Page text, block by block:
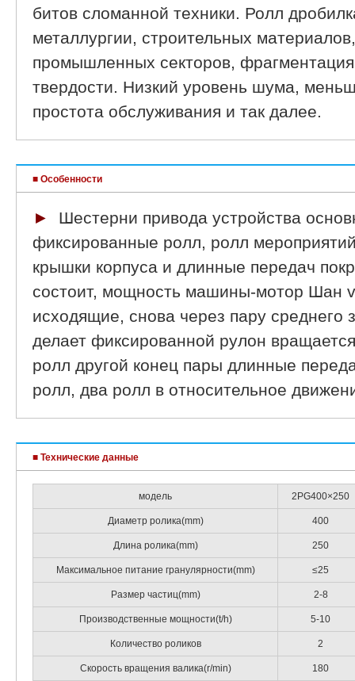
битов сломанной техники. Ролл
металлургии, строительных
промышленных секторов,
твердости. Низкий уровень шума,
простота обслуживания и так далее.
■ Особенности
►
Шестерни привода устройства
фиксированные ролл, ролл
крышки корпуса и длинные передач
состоит, мощность машины-мотор Шан
исходящие, снова через пару среднего
делает фиксированной рулон
ролл другой конец пары длинные
ролл, два ролл в относительное
■ Технические данные
модель 2PG400×250
Диаметр ролика(mm) 400
Длина ролика(mm) 250
Максимальное питание гранулярности(mm) ≤25
Размер частиц(mm) 2-8
Производственные мощности(t/h) 5-10
Количество роликов 2
Скорость вращения валика(r/min) 180